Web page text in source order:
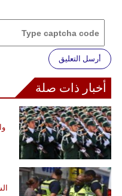
أرسل التعليق
أخبار ذات صلة